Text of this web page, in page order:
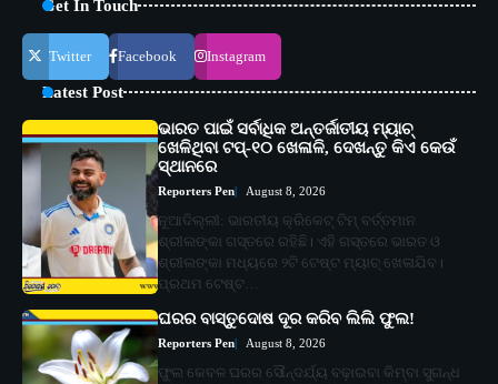
Get In Touch
Twitter Facebook Instagram
Latest Post
ଭାରତ ପାଇଁ ସର୍ବାଧିକ ଅନ୍ତର୍ଜାତୀୟ ମ୍ୟାଚ୍
ଖେଳିଥିବା ଟପ୍-୧୦ ଖେଳାଳି, ଦେଖନ୍ତୁ କିଏ କେଉଁ
ସ୍ଥାନରେ
Reporters Pen August 8, 2026
ନୂଆଦିଲ୍ଲୀ: ଭାରତୀୟ କ୍ରିକେଟ୍ ଟିମ୍ ବର୍ତ୍ତମାନ
ଶ୍ରୀଲଙ୍କା ଗସ୍ତରେ ରହିଛି। ଏହି ଗସ୍ତରେ ଭାରତ ଓ
ଶ୍ରୀଲଙ୍କା ମଧ୍ୟରେ ୨ଟି ଟେଷ୍ଟ ମ୍ୟାଚ୍ ଖେଳାଯିବ।
ପ୍ରଥମ ଟେଷ୍ଟ…
ଘରର ବାସ୍ତୁଦୋଷ ଦୂର କରିବ ଲିଲି ଫୁଲ!
Reporters Pen August 8, 2026
ଫୁଲ କେବଳ ଘରର ସୌନ୍ଦର୍ଯ୍ୟ ବଢ଼ାଇବା କିମ୍ବା ସୁଗନ୍ଧ